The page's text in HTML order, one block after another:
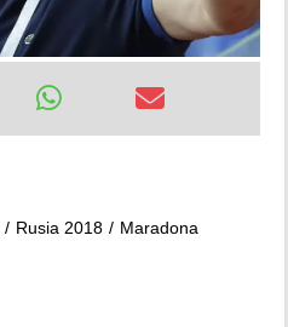
Rusia 2018
Maradona